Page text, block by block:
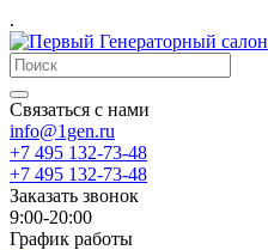
.
Связаться с нами
info@1gen.ru
+7 495 132-73-48
+7 495 132-73-48
Заказать звонок
9:00-20:00
График работы